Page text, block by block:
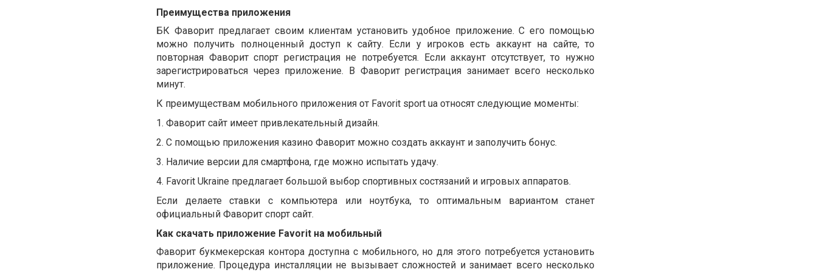
Преимущества приложения
БК Фаворитпредлагает своим клиентам установить удобное приложение. С его помощью
можно получить полноценный доступ к сайту. Если у игроков есть аккаунт на сайте, то
повторная Фаворит спорт регистрация не потребуется. Если аккаунт отсутствует, то нужно
зарегистрироваться через приложение. В Фаворит регистрация занимает всего несколько
минут.
К преимуществам мобильного приложения от Favorit sport ua относят следующие моменты:
1. Фаворит сайт имеет привлекательный дизайн.
2. С помощью приложения казино Фаворит можно создать аккаунт и заполучить бонус.
3. Наличие версии для смартфона, где можно испытать удачу.
4. Favorit Ukraine предлагает большой выбор спортивных состязаний и игровых аппаратов.
Если делаете ставки с компьютера или ноутбука, то оптимальным вариантом станет
официальный Фаворит спорт сайт.
Как скачать приложение Favorit на мобильный
Фаворит букмекерская конторадоступна с мобильного, но для этого потребуется установить
приложение. Процедура инсталляции не вызывает сложностей и занимает всего несколько